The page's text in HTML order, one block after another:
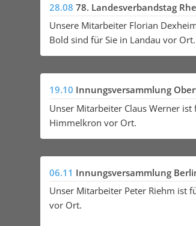
28.08 78. Landesverbandstag
Unsere Mitarbeiter Florian
Bold sind für Sie in Landau vor Ort.
19.10 Innungsversammlung
Unser Mitarbeiter Claus Werner ist
Himmelkron vor Ort.
06.11 Innungsversammlung
Unser Mitarbeiter Peter Riehm ist
vor Ort.